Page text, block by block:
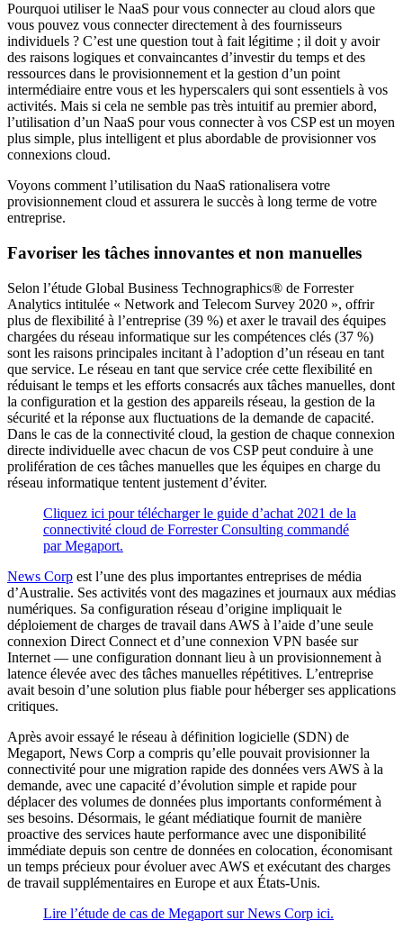
Pourquoi utiliser le NaaS pour vous connecter au cloud alors que
vous pouvez vous connecter directement à des fournisseurs
individuels ? C’est une question tout à fait légitime ; il doit y avoir
des raisons logiques et convaincantes d’investir du temps et des
ressources dans le provisionnement et la gestion d’un point
intermédiaire entre vous et les hyperscalers qui sont essentiels à vos
activités. Mais si cela ne semble pas très intuitif au premier abord,
l’utilisation d’un NaaS pour vous connecter à vos CSP est un moyen
plus simple, plus intelligent et plus abordable de provisionner vos
connexions cloud.
Voyons comment l’utilisation du NaaS rationalisera votre
provisionnement cloud et assurera le succès à long terme de votre
entreprise.
Favoriser les tâches innovantes et non manuelles
Selon l’étude Global Business Technographics® de Forrester
Analytics intitulée « Network and Telecom Survey 2020 », offrir
plus de flexibilité à l’entreprise (39 %) et axer le travail des équipes
chargées du réseau informatique sur les compétences clés (37 %)
sont les raisons principales incitant à l’adoption d’un réseau en tant
que service. Le réseau en tant que service crée cette flexibilité en
réduisant le temps et les efforts consacrés aux tâches manuelles, dont
la configuration et la gestion des appareils réseau, la gestion de la
sécurité et la réponse aux fluctuations de la demande de capacité.
Dans le cas de la connectivité cloud, la gestion de chaque connexion
directe individuelle avec chacun de vos CSP peut conduire à une
prolifération de ces tâches manuelles que les équipes en charge du
réseau informatique tentent justement d’éviter.
Cliquez ici pour télécharger le guide d’achat 2021 de la
connectivité cloud de Forrester Consulting commandé
par Megaport.
News Corp est l’une des plus importantes entreprises de média
d’Australie. Ses activités vont des magazines et journaux aux médias
numériques. Sa configuration réseau d’origine impliquait le
déploiement de charges de travail dans AWS à l’aide d’une seule
connexion Direct Connect et d’une connexion VPN basée sur
Internet — une configuration donnant lieu à un provisionnement à
latence élevée avec des tâches manuelles répétitives. L’entreprise
avait besoin d’une solution plus fiable pour héberger ses applications
critiques.
Après avoir essayé le réseau à définition logicielle (SDN) de
Megaport, News Corp a compris qu’elle pouvait provisionner la
connectivité pour une migration rapide des données vers AWS à la
demande, avec une capacité d’évolution simple et rapide pour
déplacer des volumes de données plus importants conformément à
ses besoins. Désormais, le géant médiatique fournit de manière
proactive des services haute performance avec une disponibilité
immédiate depuis son centre de données en colocation, économisant
un temps précieux pour évoluer avec AWS et exécutant des charges
de travail supplémentaires en Europe et aux États-Unis.
Lire l’étude de cas de Megaport sur News Corp ici.